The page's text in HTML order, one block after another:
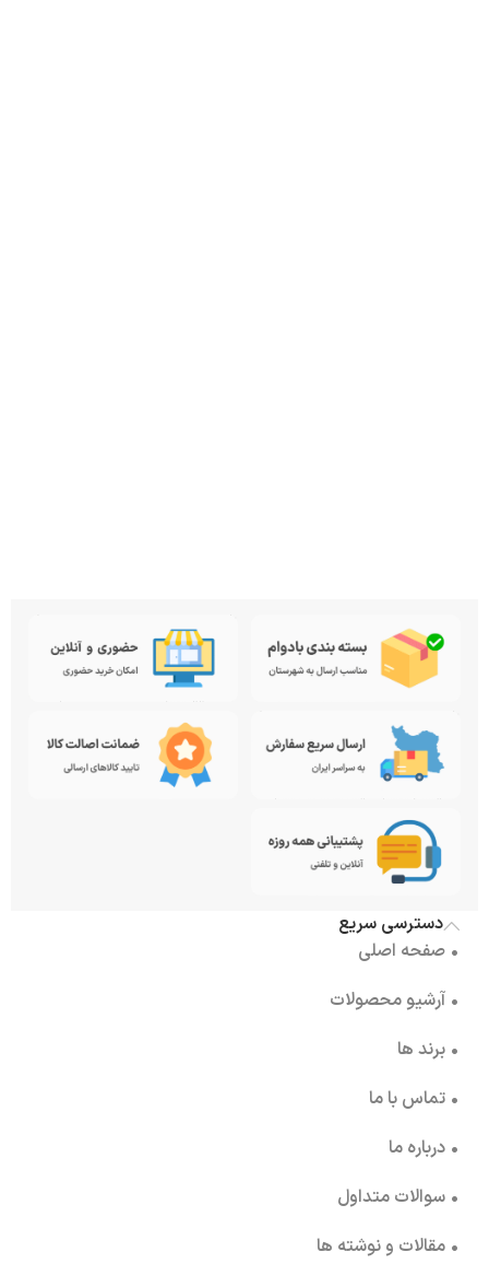
دسترسی سریع
• صفحه اصلی
• آرشیو محصولات
• برند ها
• تماس با ما
• درباره ما
• سوالات متداول
• مقالات و نوشته ها